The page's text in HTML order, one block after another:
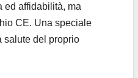
ed affidabilità, ma
CE. Una speciale
salute del proprio